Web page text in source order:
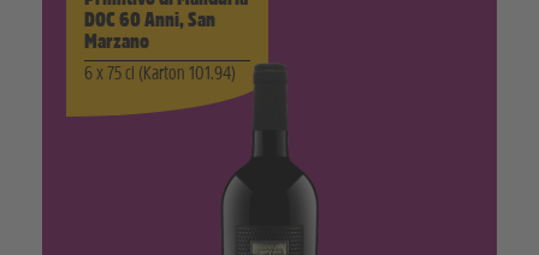
DOC 60 Anni, San
Marzano
6 x 75 cl (Karton 101.94)